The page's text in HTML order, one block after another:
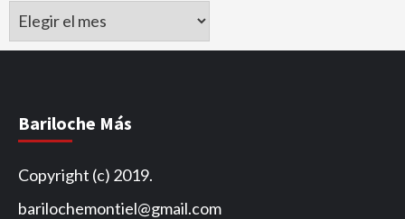
Archivo
Bariloche Más
Copyright (c) 2019.
barilochemontiel@gmail.com